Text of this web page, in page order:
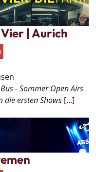
| Aurich
- Sommer Open Airs
ersten Shows [...]